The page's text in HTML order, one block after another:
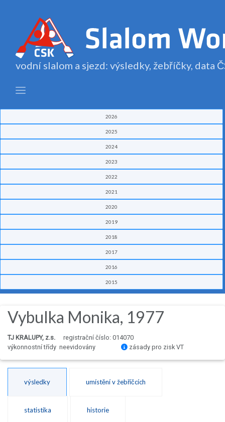
vodní slalom a sjezd: výsledky, žebříčky, data
2026
2025
2024
2023
2022
2021
2020
2019
2018
2017
2016
2015
Vybulka Monika, 1977
TJ KRALUPY, z.s.
registrační číslo: 014070
výkonnostní třídy neevidovány
zásady pro zisk VT
výsledky umístění v žebříčcích
statistika historie